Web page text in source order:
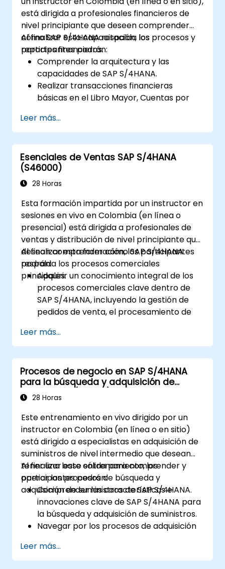
está dirigida a profesionales financieros de
nivel principiante que deseen comprender
cómo SAP S/4HANA respalda los procesos y
reportes financieros.
Al finalizar esta capacitación, los
participantes podrán:
Comprender la arquitectura y las
capacidades de SAP S/4HANA.
Realizar transacciones financieras
básicas en el Libro Mayor, Cuentas por
Trabajar con centros de costo, centros
de utilidad y órdenes internas.
Entender los procesos integrados de
planificación financiera en SAP S/4HANA.
Ejecutar tareas financieras básicas,
incluyendo cierre, reportes y análisis
Leer más...
Esenciales de Ventas SAP S/4HANA
(S46000)
28 Horas
Esta formación impartida por un instructor en
sesiones en vivo en Colombia (en línea o
presencial) está dirigida a profesionales de
ventas y distribución de nivel principiante que
desean comprender cómo SAP S/4HANA
respalda los procesos comerciales
principales.
Al finalizar esta formación, los participantes
podrán:
Adquirir un conocimiento integral de los
procesos comerciales clave dentro de
SAP S/4HANA, incluyendo la gestión de
pedidos de venta, el procesamiento de
Aprender a crear y gestionar
documentos de venta, como pedidos de
venta, cotizaciones y devoluciones, y
comprender cómo configurar los
distintos tipos de documento y
categorías de artículo.
facturas.
Utilizar las analíticas integradas en SAP
S/4HANA para monitorear y mejorar el
desempeño de ventas, mediante
informes estándar y KPIs.
Leer más...
Procesos de negocio en SAP S/4HANA
para la búsqueda y adquisición de
suministros (S4500)
28 Horas
Este entrenamiento en vivo dirigido por un
instructor en Colombia (en línea o en sitio)
está dirigido a especialistas en adquisición de
suministros de nivel intermedio que desean
tener una base sólida para comprender y
operar los procesos de búsqueda y
adquisición de suministros de SAP S/4HANA.
Al finalizar este entrenamiento, los
participantes podrán:
Comprender las características e
innovaciones clave de SAP S/4HANA para
la búsqueda y adquisición de suministros.
Navegar por los procesos de adquisición
incluyendo la adquisición basada en
inventario y consumo.
Leer más...